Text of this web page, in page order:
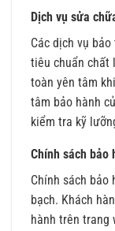
Dịch vụ sửa
Các dịch vụ
tiêu chuẩn chất
toàn yên tâm
tâm bảo hành
kiểm tra kỹ
Chính sách bảo
Chính sách bảo
bạch. Khách
hành trên